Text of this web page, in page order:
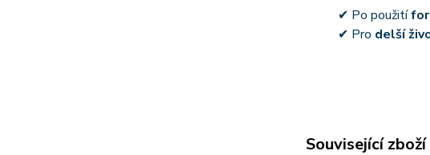
✔ Po použití
✔ Pro delší
Související zboží